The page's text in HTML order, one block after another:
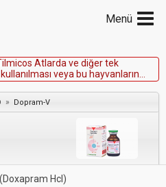
Menü
i micos Atarda ve diğertek
ku anı ması veya bu hayvan arın
rensuyuyanlışlıklaiçmesi
» Dopram-V
Hcl)